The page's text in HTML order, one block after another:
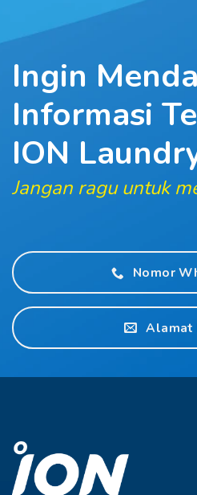
Ingin
Informasi
ION
Jangan ragu untuk
Nomor
Alamat